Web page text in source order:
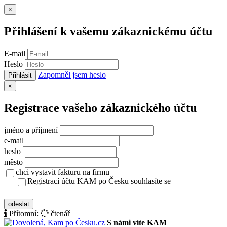
×
Přihlášení k vašemu zákaznickému účtu
E-mail
Heslo
Přihlásit Zapomněl jsem heslo
×
Registrace vašeho zákaznického účtu
jméno a příjmení
e-mail
heslo
město
chci vystavit fakturu na firmu
Registrací účtu KAM po Česku souhlasíte se
odeslat
Přítomní:
čtenář
S námi víte KAM